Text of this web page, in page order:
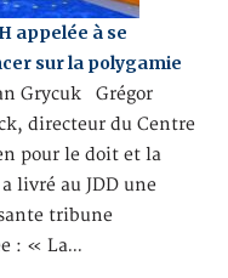
appelée à se
sur la polygamie
Grycuk Grégor
directeur du Centre
pour le doit et la
livré au JDD une
tribune
: « La…